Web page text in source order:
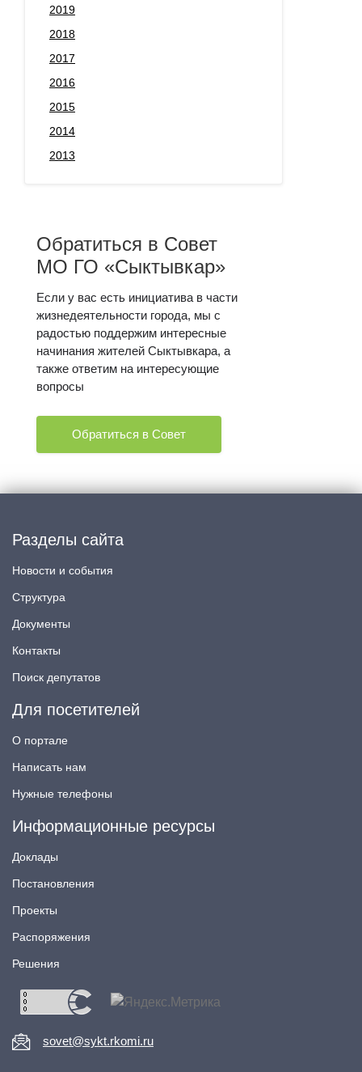
2019
2018
2017
2016
2015
2014
2013
Обратиться в Совет
МО ГО «Сыктывкар»
Если у вас есть инициатива в части
жизнедеятельности города, мы с
радостью поддержим интересные
начинания жителей Сыктывкара, а
также ответим на интересующие
вопросы
Обратиться в Совет
Разделы сайта
Новости и события
Структура
Документы
Контакты
Поиск депутатов
Для посетителей
О портале
Написать нам
Нужные телефоны
Информационные ресурсы
Доклады
Постановления
Проекты
Распоряжения
Решения
sovet@sykt.rkomi.ru